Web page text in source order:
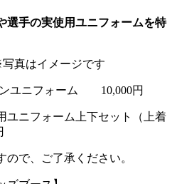
手の実使用ユニフォームを特
真はイメージです
ンユニフォーム 10,000円
ニフォーム上下セット（上着
で、ご了承ください。